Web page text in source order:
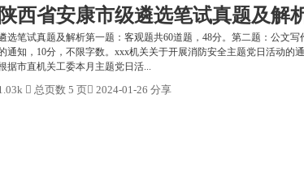
西省安康市级遴选笔试真题及解
选笔试真题及解析第一题：客观题共60道题，48分。第二题：公文
通知，10分，不限字数。xxx机关关于开展消防安全主题党日活动的
据市直机关工委本月主题党日活...
 总页数 5 页 2024-01-26 分享